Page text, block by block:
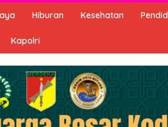
Hiburan Kesehatan
Kapolri